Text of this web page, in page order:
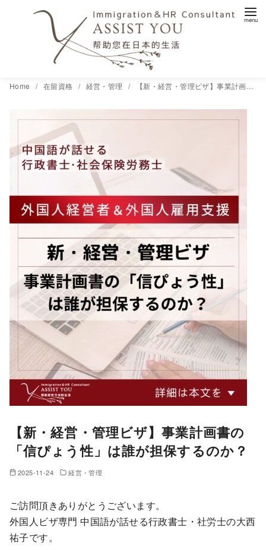
Home 在留資格 経営・管理 【新・経営・管理ビザ】事業計画書の「信ぴょう性」は誰が担保するのか？
【新・経営・管理ビザ】事業計画書の
「信ぴょう性」は誰が担保するのか？
2025-11-24 経営・管理
ご訪問頂きありがとうございます。
外国人ビザ専門 中国語が話せる行政書士・社労士の大西
祐子です。